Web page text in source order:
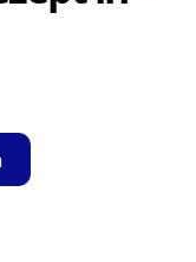
Liste